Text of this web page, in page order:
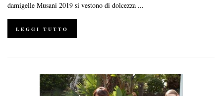
damigelle Musani 2019 si vestono di dolcezza ...
LEGGI TUTTO